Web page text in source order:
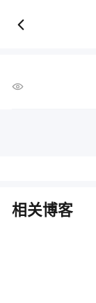
相关博客